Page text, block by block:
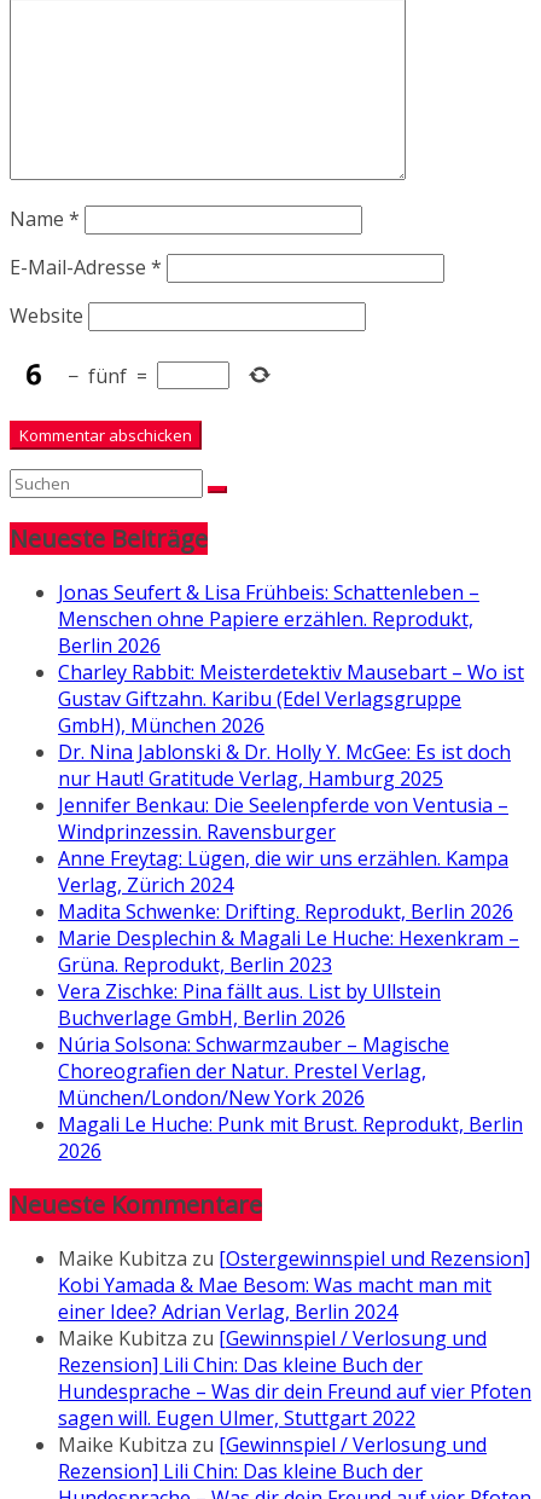
Name *
E-Mail-Adresse *
Website
− fünf =
Neueste Beiträge
Jonas Seufert & Lisa Frühbeis: Schattenleben –
Menschen ohne Papiere erzählen. Reprodukt,
Berlin 2026
Charley Rabbit: Meisterdetektiv Mausebart – Wo ist
Gustav Giftzahn. Karibu (Edel Verlagsgruppe
GmbH), München 2026
Dr. Nina Jablonski & Dr. Holly Y. McGee: Es ist doch
nur Haut! Gratitude Verlag, Hamburg 2025
Jennifer Benkau: Die Seelenpferde von Ventusia –
Windprinzessin. Ravensburger
Anne Freytag: Lügen, die wir uns erzählen. Kampa
Verlag, Zürich 2024
Madita Schwenke: Drifting. Reprodukt, Berlin 2026
Marie Desplechin & Magali Le Huche: Hexenkram –
Grüna. Reprodukt, Berlin 2023
Vera Zischke: Pina fällt aus. List by Ullstein
Buchverlage GmbH, Berlin 2026
Núria Solsona: Schwarmzauber – Magische
Choreografien der Natur. Prestel Verlag,
München/London/New York 2026
Magali Le Huche: Punk mit Brust. Reprodukt, Berlin
2026
Neueste Kommentare
Maike Kubitza zu [Ostergewinnspiel und Rezension]
Kobi Yamada & Mae Besom: Was macht man mit
einer Idee? Adrian Verlag, Berlin 2024
Maike Kubitza zu [Gewinnspiel / Verlosung und
Rezension] Lili Chin: Das kleine Buch der
Hundesprache – Was dir dein Freund auf vier Pfoten
sagen will. Eugen Ulmer, Stuttgart 2022
Maike Kubitza zu [Gewinnspiel / Verlosung und
Rezension] Lili Chin: Das kleine Buch der